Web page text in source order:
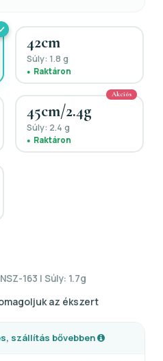
42cm
Súly: 1.8 g
Raktáron
45cm/2.4g
Súly: 2.4 g
Raktáron
Akciós
163 | Súly: 1.7g
az ékszert
szállítás bővebben